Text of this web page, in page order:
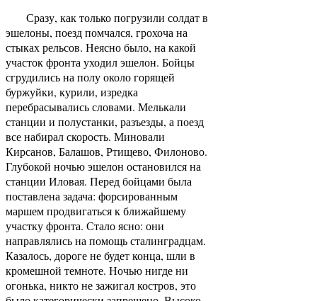
Сразу, как только погрузили солдат в
эшелоны, поезд помчался, грохоча на
стыках рельсов. Неясно было, на какой
участок фронта уходил эшелон. Бойцы
сгрудились на полу около горящей
буржуйки, курили, изредка
перебрасывались словами. Мелькали
станции и полустанки, разъезды, а поезд
все набирал скорость. Миновали
Кирсанов, Балашов, Ртищево, Филоново.
Глубокой ночью эшелон остановился на
станции Иловая. Перед бойцами была
поставлена задача: форсированным
маршем продвигаться к ближайшему
участку фронта. Стало ясно: они
направлялись на помощь сталинградцам.
Казалось, дороге не будет конца, шли в
кромешной темноте. Ночью нигде ни
огонька, никто не зажигал костров, это